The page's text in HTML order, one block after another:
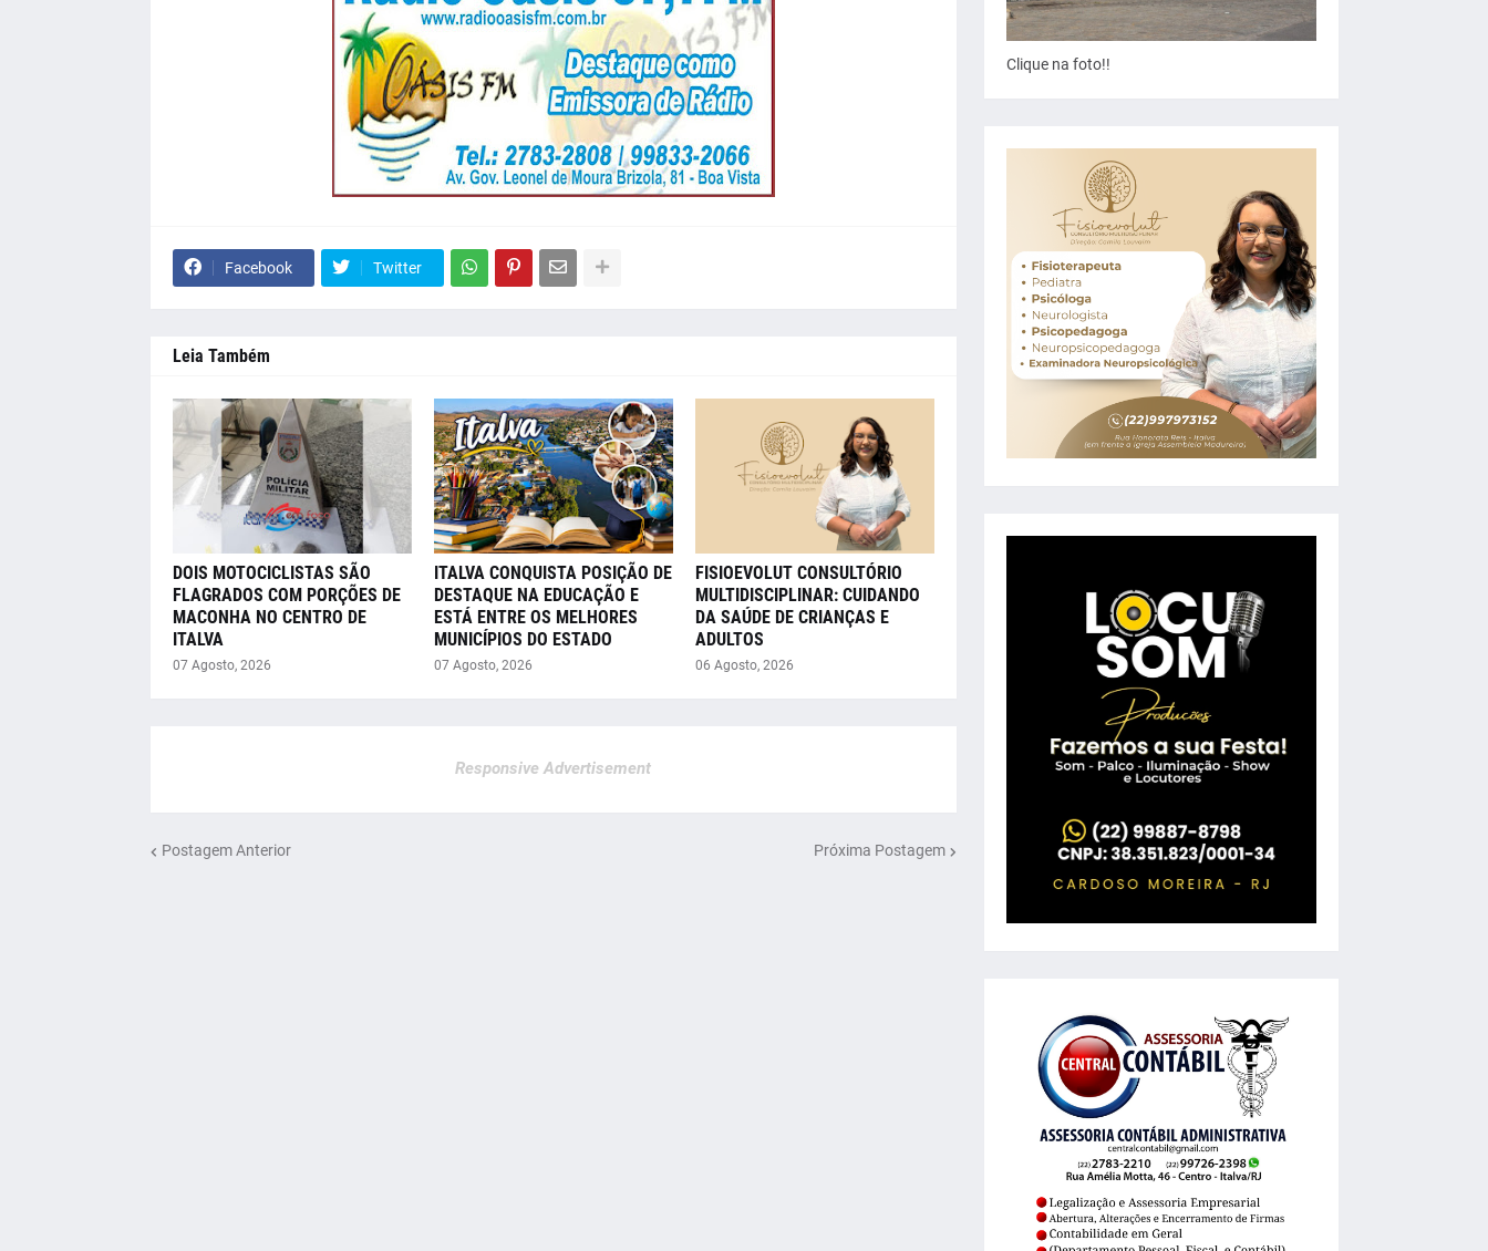
Facebook Twitter
Leia Também
DOIS MOTOCICLISTAS SÃO
FLAGRADOS COM PORÇÕES DE
MACONHA NO CENTRO DE
ITALVA
07 Agosto, 2026
ITALVA CONQUISTA POSIÇÃO DE
DESTAQUE NA EDUCAÇÃO E
ESTÁ ENTRE OS MELHORES
MUNICÍPIOS DO ESTADO
07 Agosto, 2026
FISIOEVOLUT CONSULTÓRIO
MULTIDISCIPLINAR: CUIDANDO
DA SAÚDE DE CRIANÇAS E
ADULTOS
06 Agosto, 2026
Responsive Advertisement
Postagem Anterior Próxima Postagem
Clique na foto!!